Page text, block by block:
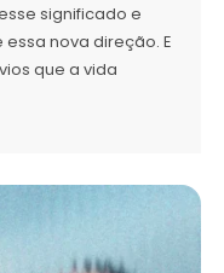
significado e
nova direção. E
que a vida